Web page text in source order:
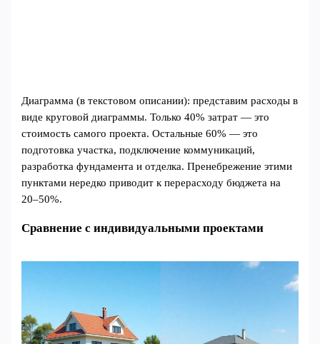
Диаграмма (в текстовом описании): представим расходы в
виде круговой диаграммы. Только 40% затрат — это
стоимость самого проекта. Остальные 60% — это
подготовка участка, подключение коммуникаций,
разработка фундамента и отделка. Пренебрежение этими
пунктами нередко приводит к перерасходу бюджета на
20–50%.
Сравнение с индивидуальными проектами